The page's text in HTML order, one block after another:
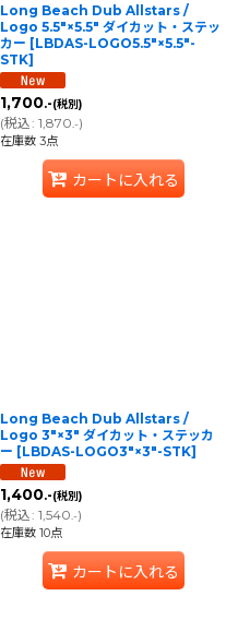
Long Beach Dub Allstars /
Logo 5.5″×5.5″ ダイカット・ステッ
カー [LBDAS-LOGO5.5″×5.5″-
STK]
1,700.-(税別)
(税込: 1,870.-)
在庫数 3点
カートに入れる
Long Beach Dub Allstars /
Logo 3″×3″ ダイカット・ステッカ
ー [LBDAS-LOGO3″×3″-STK]
1,400.-(税別)
(税込: 1,540.-)
在庫数 10点
カートに入れる